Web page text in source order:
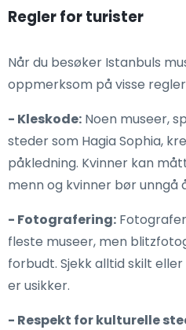
Regler for turister
Når du besøker Istanbuls
oppmerksom på visse
- Kleskode: Noen museer,
steder som Hagia Sophia,
påkledning. Kvinner kan
menn og kvinner bør unngå
- Fotografering:
fleste museer, men
forbudt. Sjekk alltid skilt
er usikker.
- Respekt for kulturelle